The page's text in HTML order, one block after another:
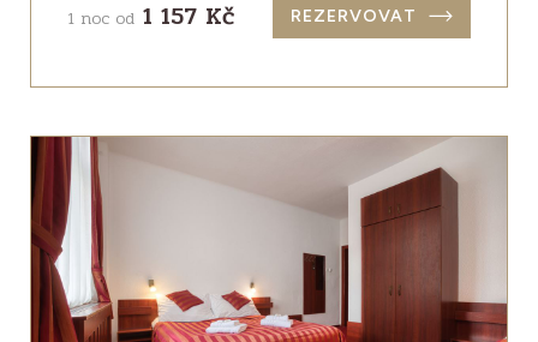
1 noc od 1 157 Kč REZERVOVAT